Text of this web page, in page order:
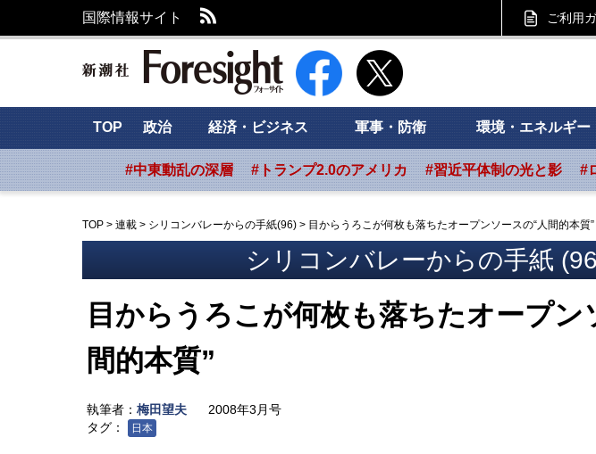
国際情報サイト ご利用
新潮社 Foresight フォーサイト
TOP 政治 経済・ビジネス 軍事・防衛 環境・エネルギー
#中東動乱の深層 #トランプ2.0のアメリカ #習近平体制の光と影 #
TOP > 連載 > シリコンバレーからの手紙(96) > 目からうろこが何枚も落ちたオープンソースの“人間的本質”
シリコンバレーからの手紙
目からうろこが何枚も落ちたオープン
間的本質”
執筆者： 梅田望夫
2008年3月号
タグ：
日本